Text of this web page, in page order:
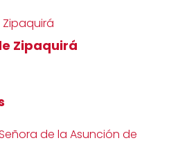
Zipaquirá